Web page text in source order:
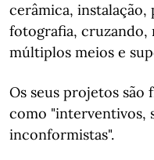
cerâmica,
fotografia, cruzando,
múltiplos meios e
Os seus projetos
como "interventivos,
inconformistas".